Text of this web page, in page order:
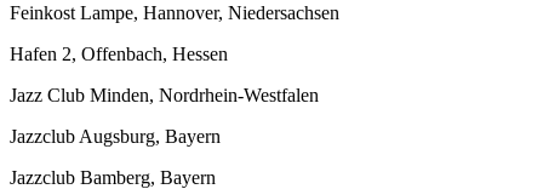
Feinkost Lampe, Hannover, Niedersachsen
Hafen 2, Offenbach, Hessen
Jazz Club Minden, Nordrhein-Westfalen
Jazzclub Augsburg, Bayern
Jazzclub Bamberg, Bayern